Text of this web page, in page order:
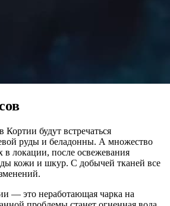
Кортии будут встречаться
руды и беладонны. А множество
локации, после освежевания
кожи и шкур. С добычей тканей все
— это неработающая чарка на